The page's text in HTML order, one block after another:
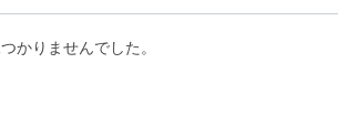
かりませんでした。